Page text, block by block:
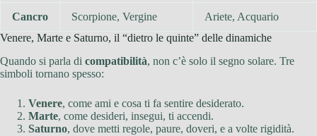
Cancro Scorpione, Vergine
Ariete, Acquario
Venere, Marte e Saturno, il “dietro le quinte” delle dinamiche
Quando si parla di compatibilità, non c’è solo il segno solare. Tre
simboli tornano spesso:
Venere, come ami e cosa ti fa sentire desiderato.
Marte, come desideri, insegui, ti accendi.
Saturno, dove metti regole, paure, doveri, e a volte rigidità.